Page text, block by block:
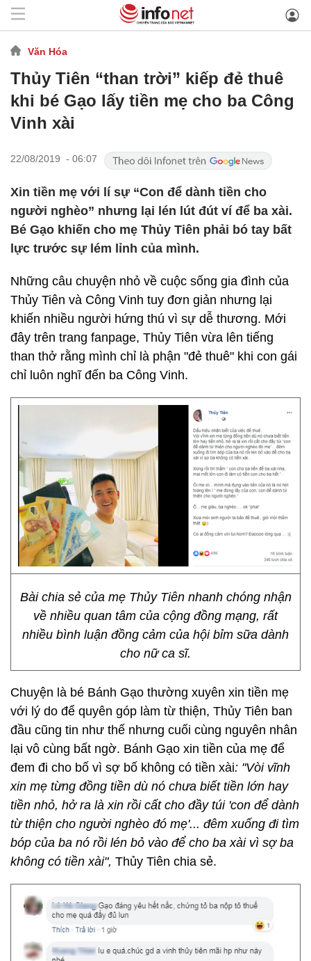
Văn Hóa
Thủy Tiên “than trời” kiếp đẻ thuê
khi bé Gạo lấy tiền mẹ cho ba Công
Vinh xài
22/08/2019 - 06:07
Xin tiền mẹ với lí sự “Con để dành tiền cho
người nghèo” nhưng lại lén lút đút ví để ba xài.
Bé Gạo khiến cho mẹ Thủy Tiên phải bó tay bất
lực trước sự lém lỉnh của mình.
Những câu chuyện nhỏ về cuộc sống gia đình của
Thủy Tiên và Công Vinh tuy đơn giản nhưng lại
khiến nhiều người hứng thú vì sự dễ thương. Mới
đây trên trang fanpage, Thủy Tiên vừa lên tiếng
than thở rằng mình chỉ là phận "đẻ thuê" khi con gái
chỉ luôn nghĩ đến ba Công Vinh.
Bài chia sẻ của mẹ Thủy Tiên nhanh chóng nhận
về nhiều quan tâm của cộng đồng mạng, rất
nhiều bình luận đồng cảm của hội bỉm sữa dành
cho nữ ca sĩ.
Chuyện là bé Bánh Gạo thường xuyên xin tiền mẹ
với lý do để quyên góp làm từ thiện, Thủy Tiên ban
đầu cũng tin như thế nhưng cuối cùng nguyên nhân
lại vô cùng bất ngờ. Bánh Gạo xin tiền của mẹ để
đem đi cho bố vì sợ bố không có tiền xài: "Vòi vĩnh
xin mẹ từng đồng tiền dù nó chưa biết tiền lớn hay
tiền nhỏ, hở ra là xin rồi cất cho đầy túi 'con để dành
từ thiện cho người nghèo đó mẹ'... đêm xuống đi tìm
bóp của ba nó rồi lén bỏ vào để cho ba xài vì sợ ba
không có tiền xài", Thủy Tiên chia sẻ.